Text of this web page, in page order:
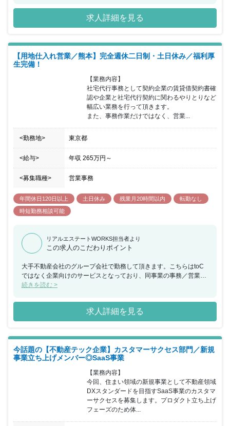
すが、将来的には人事として幅広いキャリアを積んで頂くことが可
求人詳細を見る
【用地仕入れ営業／熊本】完全週休二日制・土日休み／福利厚
生完備！
【業務内容】
社宅代行事務として契約企業の賃貸借契約書確
認や企業と社宅代行契約に関わるやりとりなど
幅広い業務を行って頂きます。
また、事務作業だけではなく、営業...
<勤務地> 東京都
<給与> 年収 265万円 ～
<募集職種> 営業事務
年間休日120日以上 土日休み 残業月20時間以内
転勤なし
時短勤務相談可能
リアルエステートWORKS担当者より
この求人のこだわりポイント
大手不動産会社のグループ会社で勤務して頂きます。こちらはtoC
ではなく企業向けのサービスとなっており、同事業の事務／営業ア
シスタントの増員に伴い募集を行っております。
続きを読む >
求人詳細を見る
今話題の【不動産テック企業】カスタマーサクセス部門／新規
事業立ち上げメンバー◎SaaS事業
【業務内容】
今回、住まい領域の新規事業として不動産領域
DXスタンダードを目指すSaaS事業のカスタマ
ーサクセスを募集します。プロダクト立ち上げ
フェーズのため体...